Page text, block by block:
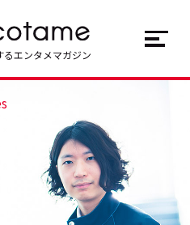
EN
るエンタメマガジン